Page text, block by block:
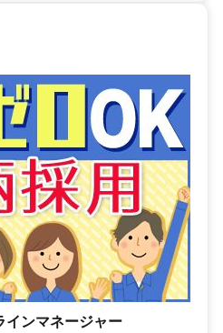
インマネージャー